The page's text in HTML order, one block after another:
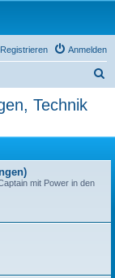
Anmelden
Registrieren
Technik
mit Power in den